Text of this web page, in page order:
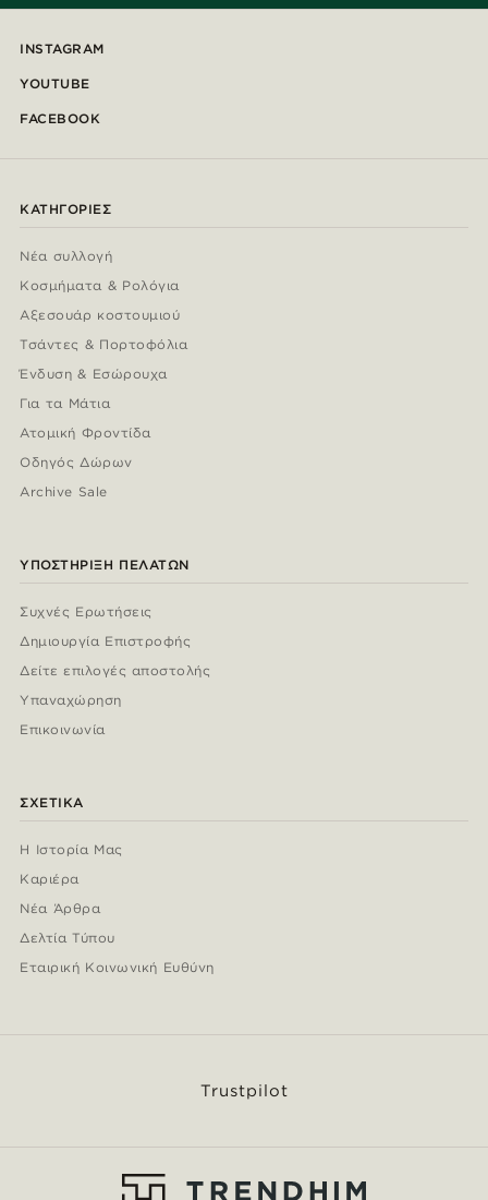
INSTAGRAM
YOUTUBE
FACEBOOK
ΚΑΤΗΓΟΡΊΕΣ
Νέα συλλογή
Κοσμήματα & Ρολόγια
Αξεσουάρ κοστουμιού
Τσάντες & Πορτοφόλια
Ένδυση & Εσώρουχα
Για τα Μάτια
Ατομική Φροντίδα
Οδηγός Δώρων
Archive Sale
ΥΠΟΣΤΉΡΙΞΗ ΠΕΛΑΤΏΝ
Συχνές Ερωτήσεις
Δημιουργία Επιστροφής
Δείτε επιλογές αποστολής
Υπαναχώρηση
Επικοινωνία
ΣΧΕΤΙΚΆ
Η Ιστορία Μας
Καριέρα
Νέα Άρθρα
Δελτία Τύπου
Εταιρική Κοινωνική Ευθύνη
Trustpilot